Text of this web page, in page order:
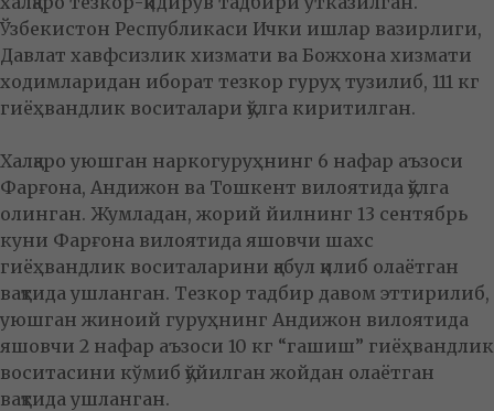
Ўзбекистон Республикаси Ички ишлар вазирлиги,
Давлат хавфсизлик хизмати ва Божхона хизмати
ходимларидан иборат тезкор гуруҳ тузилиб, 111 кг
гиёҳвандлик воситалари қўлга киритилган.
Халқаро уюшган наркогуруҳнинг 6 нафар аъзоси
Фарғона, Андижон ва Тошкент вилоятида қўлга
олинган. Жумладан, жорий йилнинг 13 сентябрь
куни Фарғона вилоятида яшовчи шахс
гиёҳвандлик воситаларини қабул қилиб олаётган
вақтида ушланган. Тезкор тадбир давом эттирилиб,
уюшган жиноий гуруҳнинг Андижон вилоятида
яшовчи 2 нафар аъзоси 10 кг “гашиш” гиёҳвандлик
воситасини кўмиб қўйилган жойдан олаётган
вақтида ушланган.